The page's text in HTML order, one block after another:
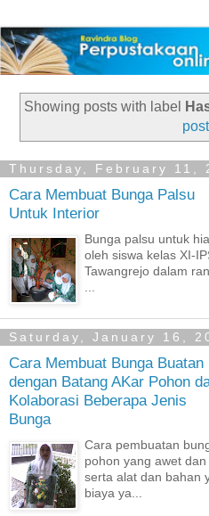
Showing posts with label
Thursday, February 11,
Cara Membuat Bunga Palsu
Untuk Interior
Bunga palsu untuk
oleh siswa kelas XI-
Tawangrejo dalam
Saturday, January 16,
Cara Membuat Bunga Buatan
dengan Batang AKar Pohon
Kolaborasi Beberapa Jenis
Bunga
Cara pembuatan
pohon yang awet
serta alat dan bahan
biaya ya...